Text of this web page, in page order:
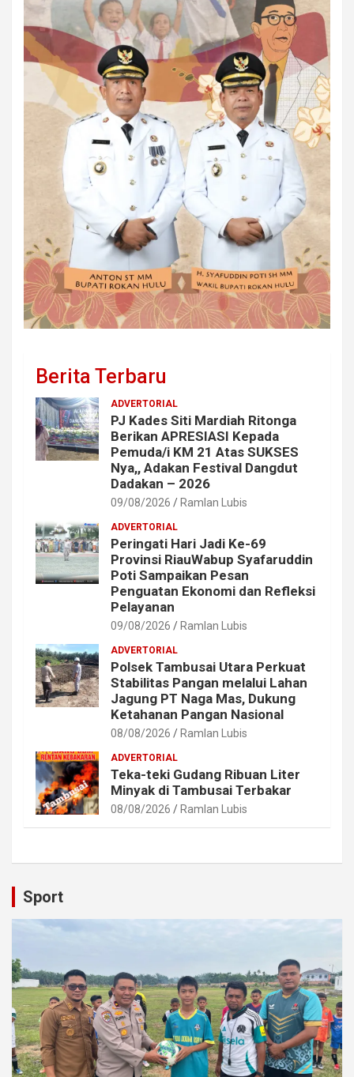
Berita Terbaru
ADVERTORIAL
PJ Kades Siti Mardiah Ritonga
Berikan APRESIASI Kepada
Pemuda/i KM 21 Atas SUKSES
Nya,, Adakan Festival Dangdut
Dadakan – 2026
09/08/2026 Ramlan Lubis
ADVERTORIAL
Peringati Hari Jadi Ke-69
Provinsi RiauWabup Syafaruddin
Poti Sampaikan Pesan
Penguatan Ekonomi dan Refleksi
Pelayanan
09/08/2026 Ramlan Lubis
ADVERTORIAL
Polsek Tambusai Utara Perkuat
Stabilitas Pangan melalui Lahan
Jagung PT Naga Mas, Dukung
Ketahanan Pangan Nasional
08/08/2026 Ramlan Lubis
ADVERTORIAL
Teka-teki Gudang Ribuan Liter
Minyak di Tambusai Terbakar
08/08/2026 Ramlan Lubis
Sport